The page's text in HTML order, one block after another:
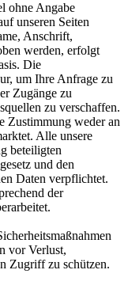
ohne Angabe
unseren Seiten
Anschrift,
werden, erfolgt
Die
um Ihre Anfrage zu
Zugänge zu
zu verschaffen.
Zustimmung weder an
Alle unsere
beteiligten
und den
Daten verpflichtet.
der
vor Verlust,
Zugriff zu schützen.